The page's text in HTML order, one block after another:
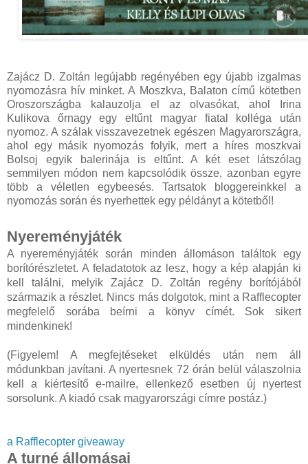
Zajácz D. Zoltán legújabb regényében egy újabb izgalmas
nyomozásra hív minket. A Moszkva, Balaton című kötetben
Oroszországba kalauzolja el az olvasókat, ahol Irina
Kulikova őrnagy egy eltűnt magyar fiatal kolléga után
nyomoz. A szálak visszavezetnek egészen Magyarországra,
ahol egy másik nyomozás folyik, mert a híres moszkvai
Bolsoj egyik balerinája is eltűnt. A két eset látszólag
semmilyen módon nem kapcsolódik össze, azonban egyre
több a véletlen egybeesés. Tartsatok bloggereinkkel a
nyomozás során és nyerhettek egy példányt a kötetből!
Nyereményjáték
A nyereményjáték során minden állomáson találtok egy
borítórészletet. A feladatotok az lesz, hogy a kép alapján ki
kell találni, melyik Zajácz D. Zoltán regény borítójából
származik a részlet. Nincs más dolgotok, mint a Rafflecopter
megfelelő sorába beírni a könyv címét. Sok sikert
mindenkinek!
(Figyelem! A megfejtéseket elküldés után nem áll
módunkban javítani. A nyertesnek 72 órán belül válaszolnia
kell a kiértesítő e-mailre, ellenkező esetben új nyertest
sorsolunk. A kiadó csak magyarországi címre postáz.)
a Rafflecopter giveaway
A turné állomásai